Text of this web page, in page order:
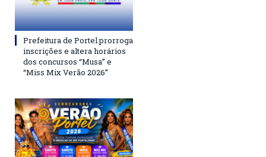
Prefeitura de Portel prorroga
inscrições e altera horários
dos concursos “Musa” e
“Miss Mix Verão 2026”